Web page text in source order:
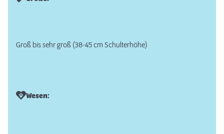
Groß bis sehr groß (38-45 cm Schulterhöhe)
Wesen: